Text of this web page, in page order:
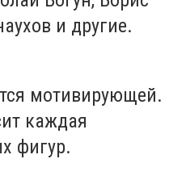
и другие.
мотивирующей.
каждая
фигур.